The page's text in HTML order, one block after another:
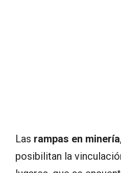
Las rampas en minería
posibilitan la